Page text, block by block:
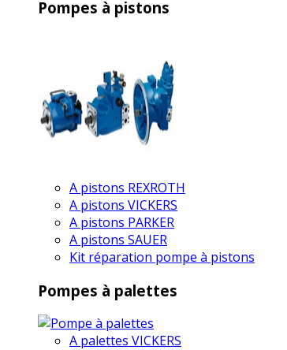
Pompes à pistons
A pistons REXROTH
A pistons VICKERS
A pistons PARKER
A pistons SAUER
Kit réparation pompe à pistons
Pompes à palettes
A palettes VICKERS